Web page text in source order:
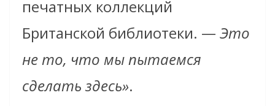
печатных коллекций
Британской библиотеки. — Это
не то, что мы пытаемся
сделать здесь».